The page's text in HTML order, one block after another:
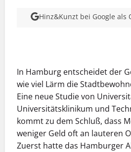
Hinz&Kunzt bei Google als
In Hamburg entscheidet der
wie viel Lärm die
Eine neue Studie von
Universitätsklinikum und
kommt zu dem Schluß, dass
weniger Geld oft an lauteren
Zuerst hatte das Hamburger